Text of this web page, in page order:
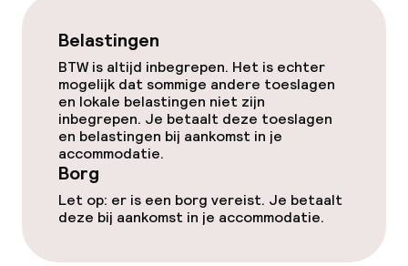
Stoombad
Turks stoombad (hamam)
Spa behandelingen
Massage
Fitnessruimte / gym
Belastingen
BTW is altijd inbegrepen. Het is echter
mogelijk dat sommige andere toeslagen
en lokale belastingen niet zijn
inbegrepen. Je betaalt deze toeslagen
en belastingen bij aankomst in je
accommodatie.
Borg
Let op: er is een borg vereist. Je betaalt
deze bij aankomst in je accommodatie.